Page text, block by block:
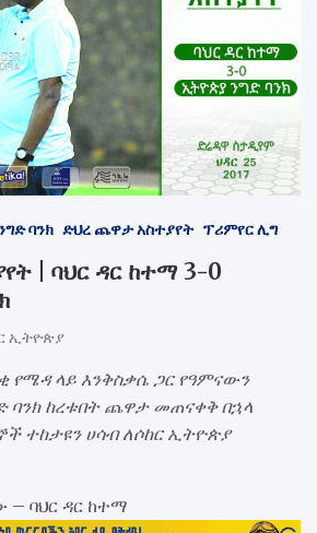
ባንክ ድህረ ጨዋታ አስተያየት ፕሪምየር ሊግ
| ባህር ዳር ከተማ 3-0
ኢትዮጵያ
የሜዳ ላይ እንቅስቃሴ ጋር የዓምናውን
ባንክ ከረቱበት ጨዋታ መጠናቀቅ በኋላ
ተከታዩን ሀሳብ ለሶከር ኢትዮጵያ
– ባህር ዳር ከተማ